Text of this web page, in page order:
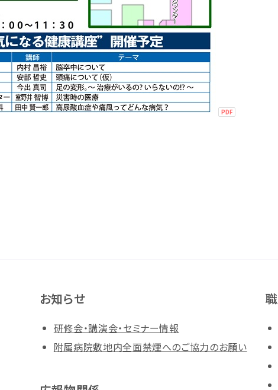
お知らせ
研修会・講演会・セミナー情報
附属病院敷地内全面禁煙へのご協力のお願い